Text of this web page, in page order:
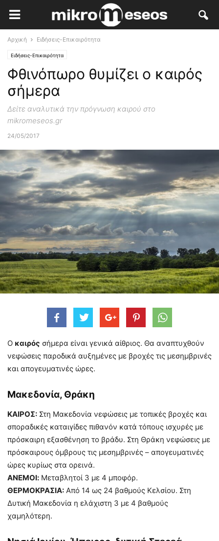
Αρχική Ειδήσεις-Επικαιρότητα
Ειδήσεις-Επικαιρότητα
Φθινόπωρο θυμίζει ο καιρός
σήμερα
Δείτε αναλυτικά την πρόγνωση καιρού στο
mikromeseos.gr
24/05/2017
Ο καιρός σήμερα είναι γενικά αίθριος. Θα αναπτυχθούν
νεφώσεις παροδικά αυξημένες με βροχές τις μεσημβρινές
και απογευματινές ώρες.
Μακεδονία, Θράκη
ΚΑΙΡΟΣ: Στη Μακεδονία νεφώσεις με τοπικές βροχές και
σποραδικές καταιγίδες πιθανόν κατά τόπους ισχυρές με
πρόσκαιρη εξασθένηση το βράδυ. Στη Θράκη νεφώσεις με
πρόσκαιρους όμβρους τις μεσημβρινές – απογευματινές
ώρες κυρίως στα ορεινά.
ΑΝΕΜΟΙ: Μεταβλητοί 3 με 4 μποφόρ.
ΘΕΡΜΟΚΡΑΣΙΑ: Από 14 ως 24 βαθμούς Κελσίου. Στη
Δυτική Μακεδονία η ελάχιστη 3 με 4 βαθμούς
χαμηλότερη.